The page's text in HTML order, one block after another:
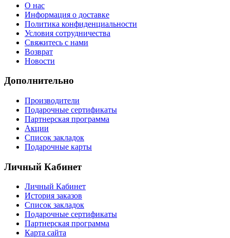
О нас
Информация о доставке
Политика конфиденциальности
Условия сотрудничества
Свяжитесь с нами
Возврат
Новости
Дополнительно
Производители
Подарочные сертификаты
Партнерская программа
Акции
Список закладок
Подарочные карты
Личный Кабинет
Личный Кабинет
История заказов
Список закладок
Подарочные сертификаты
Партнерская программа
Карта сайта